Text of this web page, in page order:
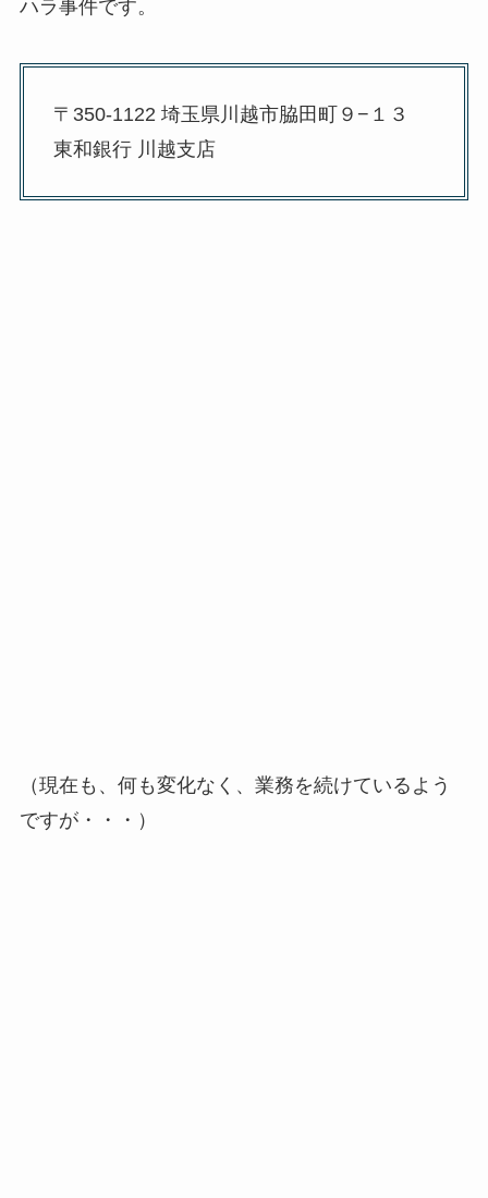
ハラ事件です。
〒350-1122 埼玉県川越市脇田町９−１３
東和銀行 川越支店
（現在も、何も変化なく、業務を続けているよう
ですが・・・）